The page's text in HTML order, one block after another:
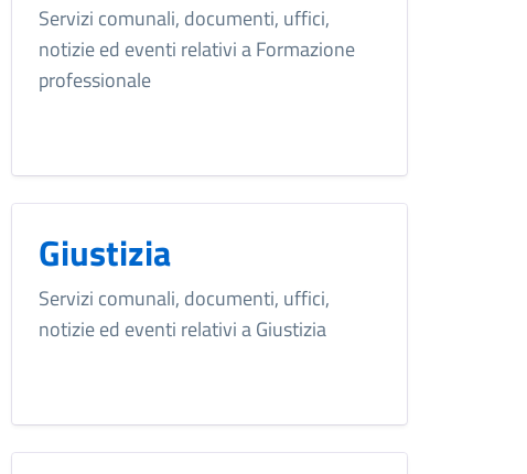
Servizi comunali, documenti, uffici,
notizie ed eventi relativi a Formazione
professionale
Giustizia
Servizi comunali, documenti, uffici,
notizie ed eventi relativi a Giustizia